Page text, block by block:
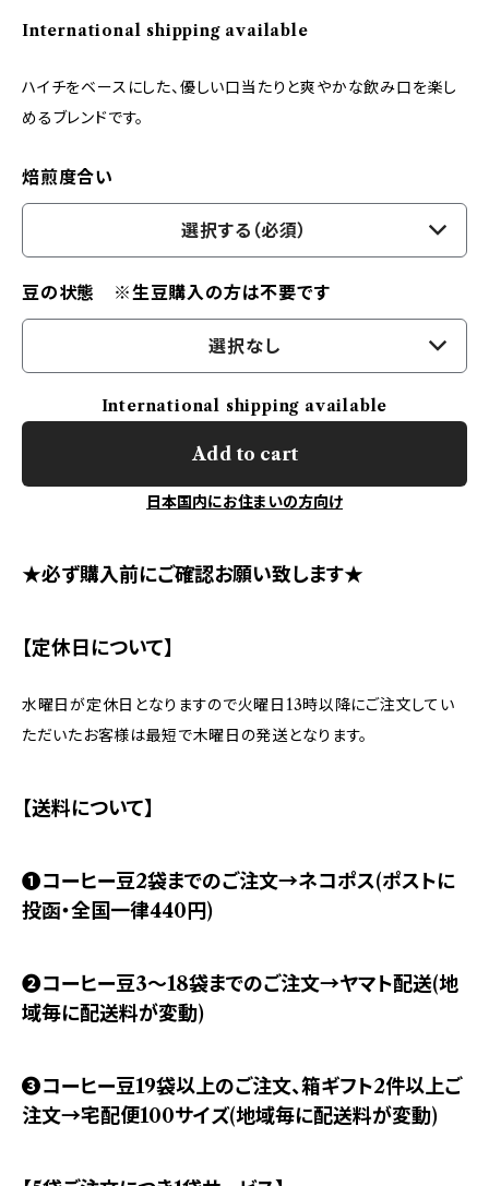
International shipping available
ハイチをベースにした、優しい口当たりと爽やかな飲み口を楽し
めるブレンドです。
焙煎度合い
選択する（必須）
豆の状態 ※生豆購入の方は不要です
選択なし
International shipping available
Add to cart
日本国内にお住まいの方向け
★必ず購入前にご確認お願い致します★
【定休日について】
水曜日が定休日となりますので火曜日13時以降にご注文してい
ただいたお客様は最短で木曜日の発送となります。
【送料について】
❶コーヒー豆2袋までのご注文→ネコポス(ポストに
投函・全国一律440円)
❷コーヒー豆3～18袋までのご注文→ヤマト配送(地
域毎に配送料が変動)
❸コーヒー豆19袋以上のご注文、箱ギフト2件以上ご
注文→宅配便100サイズ(地域毎に配送料が変動)